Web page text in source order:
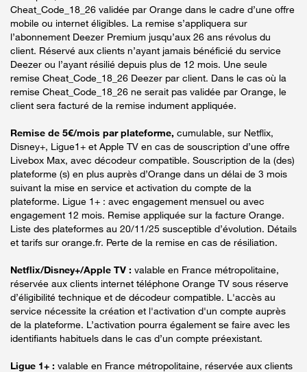
Cheat_Code_18_26 validée par Orange dans le cadre d’une offre
mobile ou internet éligibles. La remise s’appliquera sur
l’abonnement Deezer Premium jusqu’aux 26 ans révolus du
client. Réservé aux clients n’ayant jamais bénéficié du service
Deezer ou l’ayant résilié depuis plus de 12 mois. Une seule
remise Cheat_Code_18_26 Deezer par client. Dans le cas où la
remise Cheat_Code_18_26 ne serait pas validée par Orange, le
client sera facturé de la remise indument appliquée.
Remise de 5€/mois par plateforme, cumulable, sur Netflix,
Disney+, Ligue1+ et Apple TV en cas de souscription d’une offre
Livebox Max, avec décodeur compatible. Souscription de la (des)
plateforme (s) en plus auprès d’Orange dans un délai de 3 mois
suivant la mise en service et activation du compte de la
plateforme. Ligue 1+ : avec engagement mensuel ou avec
engagement 12 mois. Remise appliquée sur la facture Orange.
Liste des plateformes au 20/11/25 susceptible d’évolution. Détails
et tarifs sur orange.fr. Perte de la remise en cas de résiliation.
Netflix/Disney+/Apple TV : valable en France métropolitaine,
réservée aux clients internet téléphone Orange TV sous réserve
d’éligibilité technique et de décodeur compatible. L'accès au
service nécessite la création et l'activation d'un compte auprès
de la plateforme. L’activation pourra également se faire avec les
identifiants habituels dans le cas d’un compte préexistant.
Ligue 1+ : valable en France métropolitaine, réservée aux clients